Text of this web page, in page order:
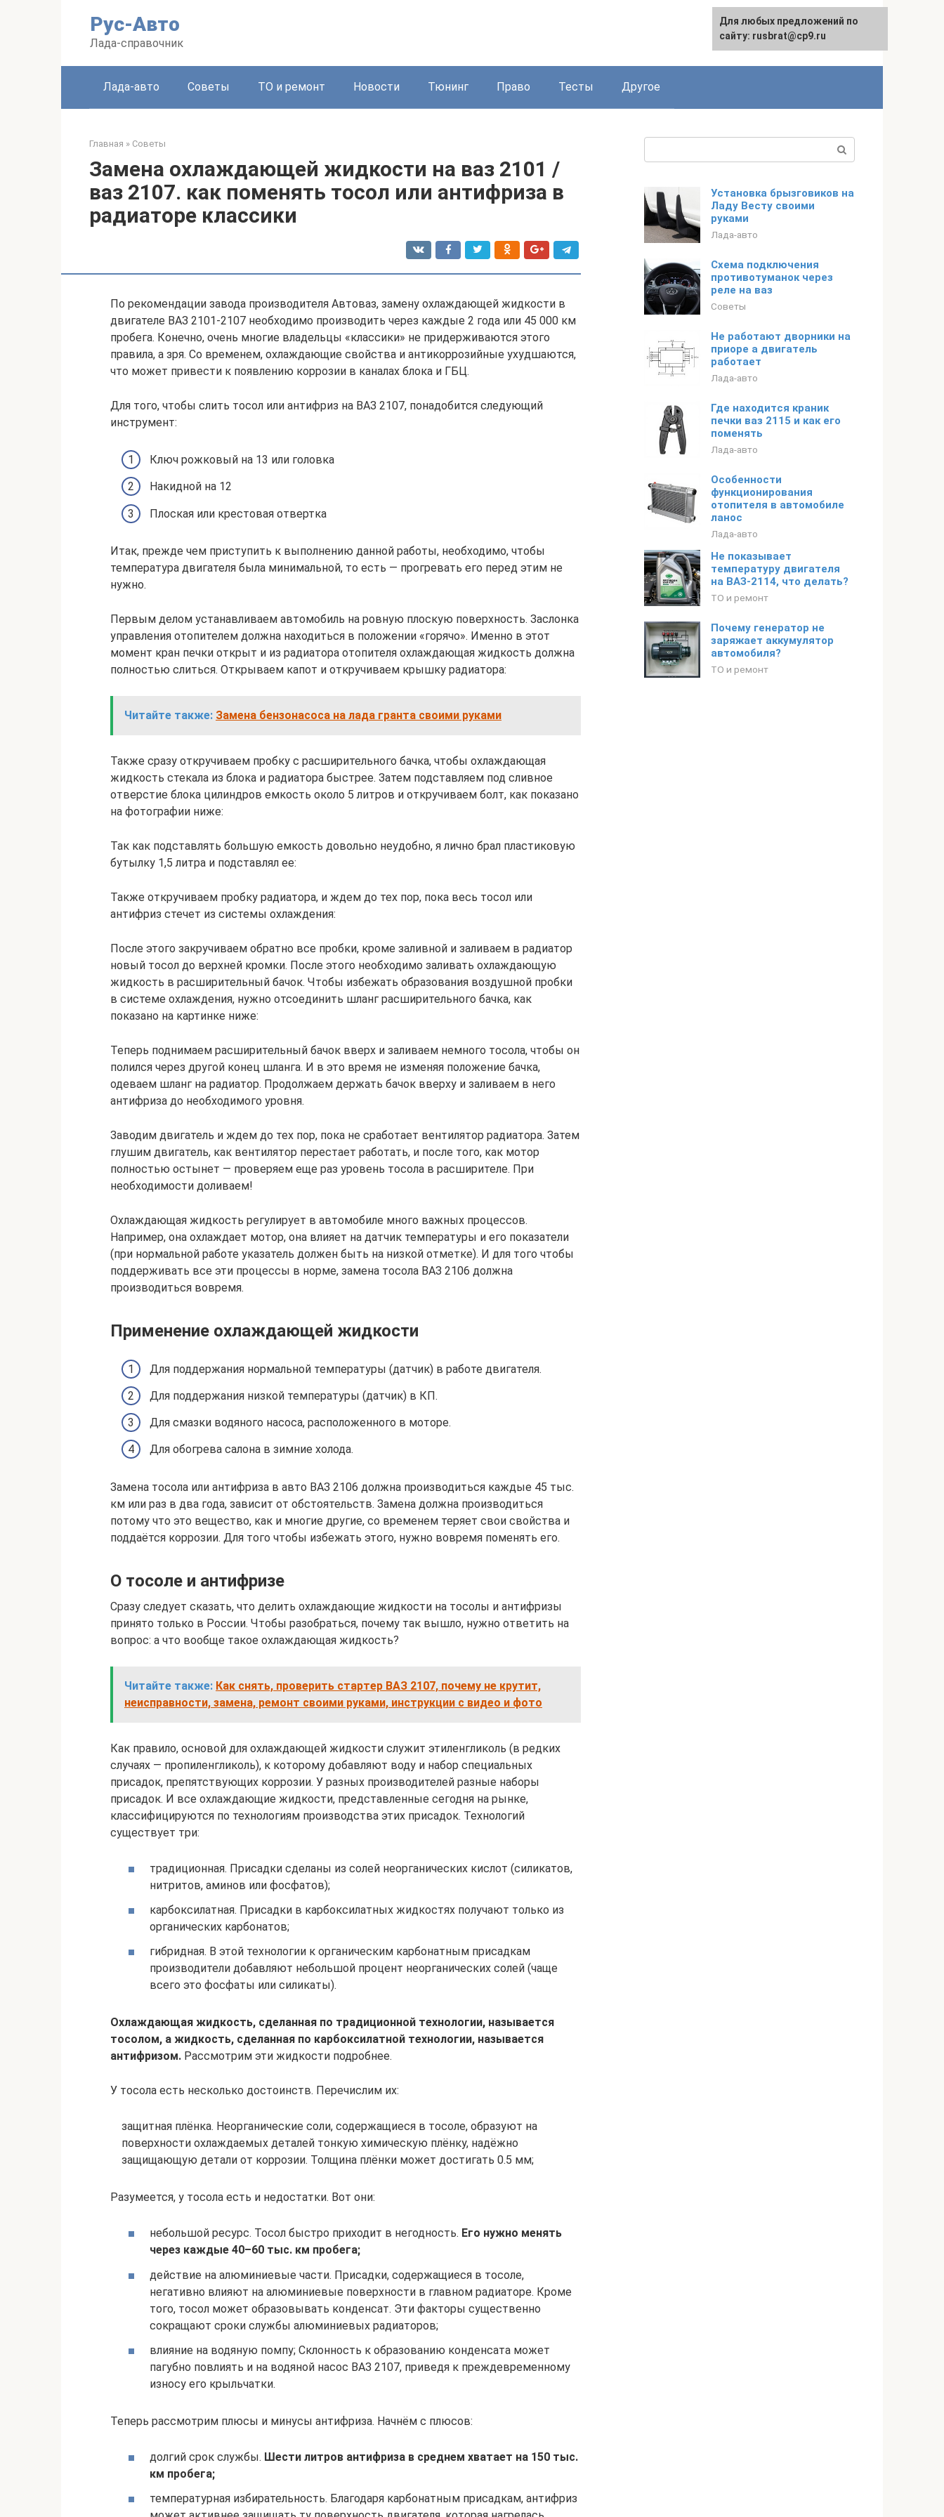
Рус-Авто
Лада-справочник
Лада-авто Советы ТО и ремонт Новости Тюнинг Право Тесты Другое
Главная » Советы
Замена охлаждающей жидкости на ваз 2101 /
ваз 2107. как поменять тосол или антифриза в
радиаторе классики
По рекомендации завода производителя Автоваз, замену охлаждающей жидкости в
двигателе ВАЗ 2101-2107 необходимо производить через каждые 2 года или 45 000 км
пробега. Конечно, очень многие владельцы «классики» не придерживаются этого
правила, а зря. Со временем, охлаждающие свойства и антикоррозийные ухудшаются,
что может привести к появлению коррозии в каналах блока и ГБЦ.
Для того, чтобы слить тосол или антифриз на ВАЗ 2107, понадобится следующий
инструмент:
Ключ рожковый на 13 или головка
Накидной на 12
Плоская или крестовая отвертка
Итак, прежде чем приступить к выполнению данной работы, необходимо, чтобы
температура двигателя была минимальной, то есть — прогревать его перед этим не
нужно.
Первым делом устанавливаем автомобиль на ровную плоскую поверхность. Заслонка
управления отопителем должна находиться в положении «горячо». Именно в этот
момент кран печки открыт и из радиатора отопителя охлаждающая жидкость должна
полностью слиться. Открываем капот и откручиваем крышку радиатора:
Читайте также: Замена бензонасоса на лада гранта своими руками
Также сразу откручиваем пробку с расширительного бачка, чтобы охлаждающая
жидкость стекала из блока и радиатора быстрее. Затем подставляем под сливное
отверстие блока цилиндров емкость около 5 литров и откручиваем болт, как показано
на фотографии ниже:
Так как подставлять большую емкость довольно неудобно, я лично брал пластиковую
бутылку 1,5 литра и подставлял ее:
Также откручиваем пробку радиатора, и ждем до тех пор, пока весь тосол или
антифриз стечет из системы охлаждения:
После этого закручиваем обратно все пробки, кроме заливной и заливаем в радиатор
новый тосол до верхней кромки. После этого необходимо заливать охлаждающую
жидкость в расширительный бачок. Чтобы избежать образования воздушной пробки
в системе охлаждения, нужно отсоединить шланг расширительного бачка, как
показано на картинке ниже:
Теперь поднимаем расширительный бачок вверх и заливаем немного тосола, чтобы он
полился через другой конец шланга. И в это время не изменяя положение бачка,
одеваем шланг на радиатор. Продолжаем держать бачок вверху и заливаем в него
антифриза до необходимого уровня.
Заводим двигатель и ждем до тех пор, пока не сработает вентилятор радиатора. Затем
глушим двигатель, как вентилятор перестает работать, и после того, как мотор
полностью остынет — проверяем еще раз уровень тосола в расширителе. При
необходимости доливаем!
Охлаждающая жидкость регулирует в автомобиле много важных процессов.
Например, она охлаждает мотор, она влияет на датчик температуры и его показатели
(при нормальной работе указатель должен быть на низкой отметке). И для того чтобы
поддерживать все эти процессы в норме, замена тосола ВАЗ 2106 должна
производиться вовремя.
Применение охлаждающей жидкости
Для поддержания нормальной температуры (датчик) в работе двигателя.
Для поддержания низкой температуры (датчик) в КП.
Для смазки водяного насоса, расположенного в моторе.
Для обогрева салона в зимние холода.
Замена тосола или антифриза в авто ВАЗ 2106 должна производиться каждые 45 тыс.
км или раз в два года, зависит от обстоятельств. Замена должна производиться
потому что это вещество, как и многие другие, со временем теряет свои свойства и
поддаётся коррозии. Для того чтобы избежать этого, нужно вовремя поменять его.
О тосоле и антифризе
Сразу следует сказать, что делить охлаждающие жидкости на тосолы и антифризы
принято только в России. Чтобы разобраться, почему так вышло, нужно ответить на
вопрос: а что вообще такое охлаждающая жидкость?
Читайте также: Как снять, проверить стартер ВАЗ 2107, почему не крутит,
неисправности, замена, ремонт своими руками, инструкции с видео и фото
Как правило, основой для охлаждающей жидкости служит этиленгликоль (в редких
случаях — пропиленгликоль), к которому добавляют воду и набор специальных
присадок, препятствующих коррозии. У разных производителей разные наборы
присадок. И все охлаждающие жидкости, представленные сегодня на рынке,
классифицируются по технологиям производства этих присадок. Технологий
существует три:
традиционная. Присадки сделаны из солей неорганических кислот (силикатов,
нитритов, аминов или фосфатов);
карбоксилатная. Присадки в карбоксилатных жидкостях получают только из
органических карбонатов;
гибридная. В этой технологии к органическим карбонатным присадкам
производители добавляют небольшой процент неорганических солей (чаще
всего это фосфаты или силикаты).
Охлаждающая жидкость, сделанная по традиционной технологии, называется
тосолом, а жидкость, сделанная по карбоксилатной технологии, называется
антифризом. Рассмотрим эти жидкости подробнее.
У тосола есть несколько достоинств. Перечислим их:
защитная плёнка. Неорганические соли, содержащиеся в тосоле, образуют на
поверхности охлаждаемых деталей тонкую химическую плёнку, надёжно
защищающую детали от коррозии. Толщина плёнки может достигать 0.5 мм;
Разумеется, у тосола есть и недостатки. Вот они:
небольшой ресурс. Тосол быстро приходит в негодность. Его нужно менять
через каждые 40–60 тыс. км пробега;
действие на алюминиевые части. Присадки, содержащиеся в тосоле,
негативно влияют на алюминиевые поверхности в главном радиаторе. Кроме
того, тосол может образовывать конденсат. Эти факторы существенно
сокращают сроки службы алюминиевых радиаторов;
влияние на водяную помпу; Склонность к образованию конденсата может
пагубно повлиять и на водяной насос ВАЗ 2107, приведя к преждевременному
износу его крыльчатки.
Теперь рассмотрим плюсы и минусы антифриза. Начнём с плюсов:
долгий срок службы. Шести литров антифриза в среднем хватает на 150 тыс.
км пробега;
температурная избирательность. Благодаря карбонатным присадкам, антифриз
Установка брызговиков на
Ладу Весту своими
руками
Лада-авто
Схема подключения
противотуманок через
реле на ваз
Советы
Не работают дворники на
приоре а двигатель
работает
Лада-авто
Где находится краник
печки ваз 2115 и как его
поменять
Лада-авто
Особенности
функционирования
отопителя в автомобиле
ланоc
Лада-авто
Не показывает
температуру двигателя
на ВАЗ-2114, что делать?
ТО и ремонт
Почему генератор не
заряжает аккумулятор
автомобиля?
ТО и ремонт
Для любых предложений по
сайту: rusbrat@cp9.ru